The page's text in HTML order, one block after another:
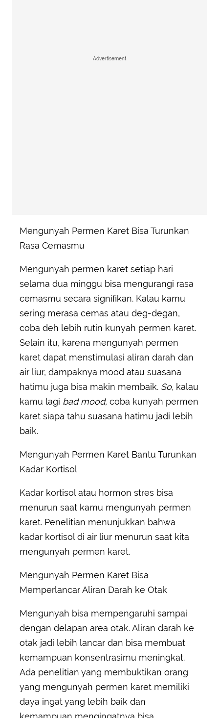
Advertisement
Mengunyah Permen Karet Bisa Turunkan
Rasa Cemasmu
Mengunyah permen karet setiap hari
selama dua minggu bisa mengurangi rasa
cemasmu secara signifikan. Kalau kamu
sering merasa cemas atau deg-degan,
coba deh lebih rutin kunyah permen karet.
Selain itu, karena mengunyah permen
karet dapat menstimulasi aliran darah dan
air liur, dampaknya mood atau suasana
hatimu juga bisa makin membaik. So, kalau
kamu lagi bad mood, coba kunyah permen
karet siapa tahu suasana hatimu jadi lebih
baik.
Mengunyah Permen Karet Bantu Turunkan
Kadar Kortisol
Kadar kortisol atau hormon stres bisa
menurun saat kamu mengunyah permen
karet. Penelitian menunjukkan bahwa
kadar kortisol di air liur menurun saat kita
mengunyah permen karet.
Mengunyah Permen Karet Bisa
Memperlancar Aliran Darah ke Otak
Mengunyah bisa mempengaruhi sampai
dengan delapan area otak. Aliran darah ke
otak jadi lebih lancar dan bisa membuat
kemampuan konsentrasimu meningkat.
Ada penelitian yang membuktikan orang
yang mengunyah permen karet memiliki
daya ingat yang lebih baik dan